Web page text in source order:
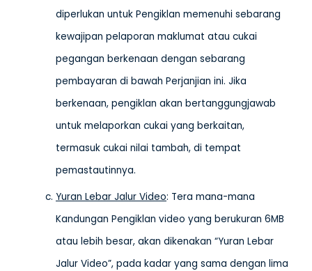
diperlukan untuk Pengiklan memenuhi sebarang
kewajipan pelaporan maklumat atau cukai
pegangan berkenaan dengan sebarang
pembayaran di bawah Perjanjian ini. Jika
berkenaan, pengiklan akan bertanggungjawab
untuk melaporkan cukai yang berkaitan,
termasuk cukai nilai tambah, di tempat
pemastautinnya.
Yuran Lebar Jalur Video: Tera mana-mana
Kandungan Pengiklan video yang berukuran 6MB
atau lebih besar, akan dikenakan “Yuran Lebar
Jalur Video”, pada kadar yang sama dengan lima